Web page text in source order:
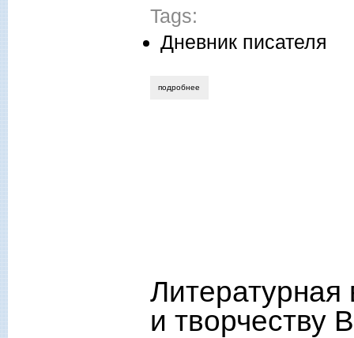
Tags:
Дневник писателя
подробнее
и творчеству